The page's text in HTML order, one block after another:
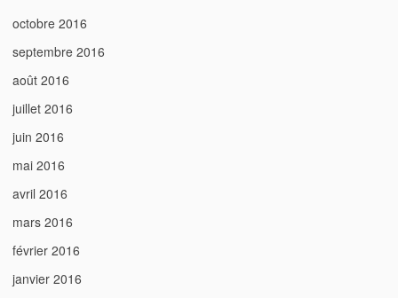
octobre 2016
septembre 2016
août 2016
juillet 2016
juin 2016
mai 2016
avril 2016
mars 2016
février 2016
janvier 2016